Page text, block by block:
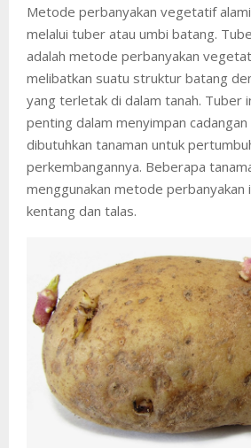
Metode perbanyakan vegetatif
melalui tuber atau umbi batang.
adalah metode perbanyakan
melibatkan suatu struktur batang
yang terletak di dalam tanah. Tuber
penting dalam menyimpan
dibutuhkan tanaman untuk
perkembangannya. Beberapa
menggunakan metode perbanyakan
kentang dan talas.